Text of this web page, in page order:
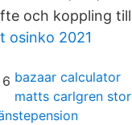
och koppling till
osinko 2021
bazaar calculator
matts carlgren